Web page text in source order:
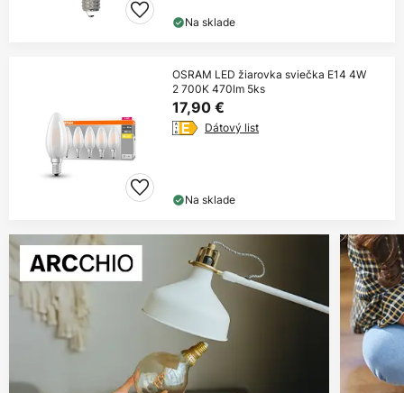
Na sklade
OSRAM LED žiarovka sviečka E14 4W
2 700K 470lm 5ks
17,90 €
Dátový list
Na sklade